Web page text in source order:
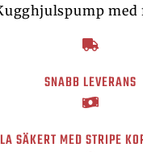
med
SNABB LEVERANS
SÄKERT MED STRIPE